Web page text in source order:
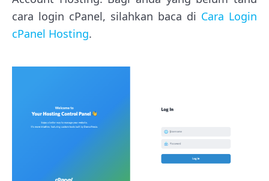
cara login cPanel, silahkan baca di Cara Login
cPanel Hosting.